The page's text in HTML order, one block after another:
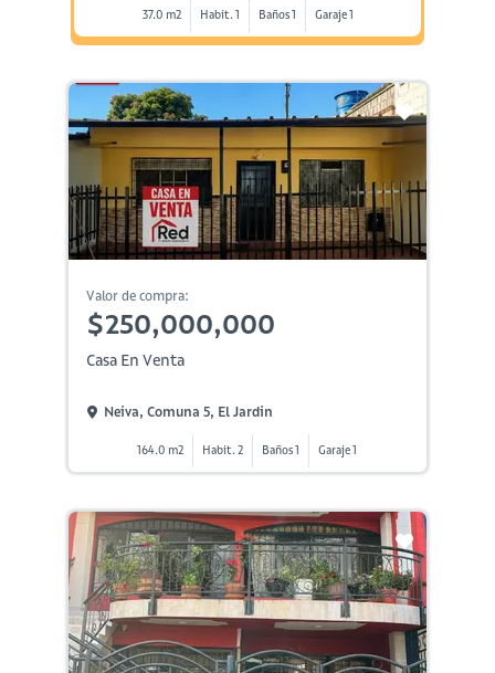
37.0 m2 Habit. 1 Baños 1 Garaje 1
Valor de compra:
$250,000,000
Casa En Venta
Neiva, Comuna 5, El Jardin
164.0 m2 Habit. 2 Baños 1 Garaje 1